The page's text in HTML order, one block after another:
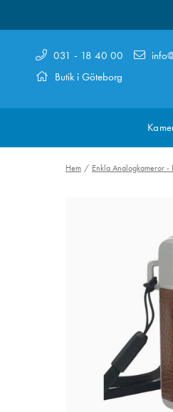
031 - 18 40 00
Butik i Göteborg
Hem Enkla Analogkameror -